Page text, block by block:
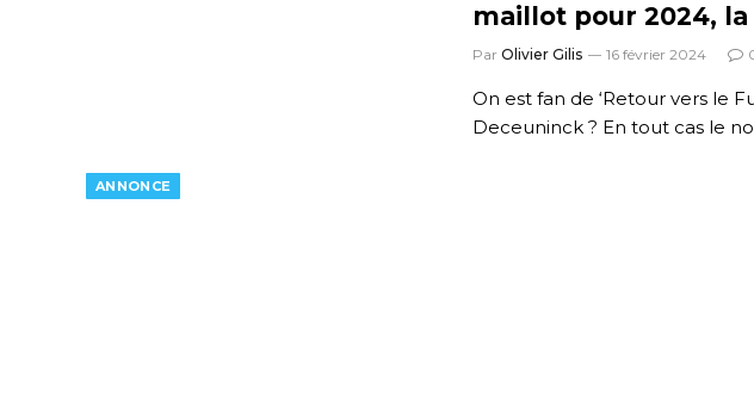
ANNONCE
maillot pour 2024,
Par Olivier Gilis 16 février 2024
On est fan de ‘Retour vers le
Deceuninck ? En tout cas le